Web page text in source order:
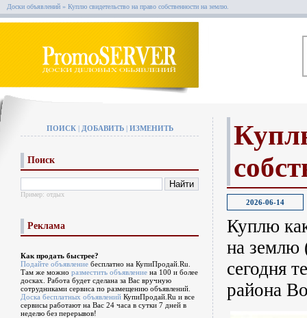
Доски объявлений » Куплю свидетельство на право собственности на землю.
ПОИСК| ДОБАВИТЬ| ИЗМЕНИТЬ
Поиск
Пример: отдых
Реклама
Как продать быстрее?
Подайте объявление бесплатно на КупиПродай.Ru.
Там же можно разместить объявление на 100 и более
досках. Работа будет сделана за Вас вручную
сотрудниками сервиса по размещению объявлений.
Доска бесплатных объявлений КупиПродай.Ru и все
сервисы работают на Вас 24 часа в сутки 7 дней в
неделю без перерывов!
2026-06-14
Куплю
на землю
сегодня
района